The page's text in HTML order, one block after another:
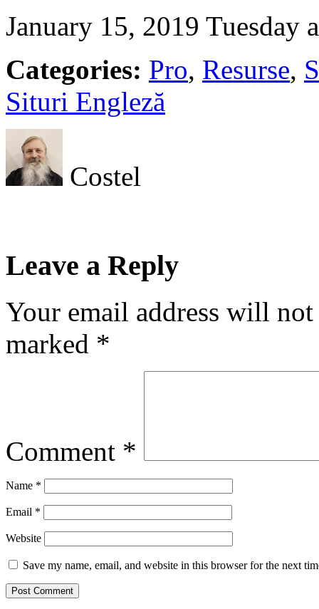
January 15, 2019 Tuesday
Categories: Pro, Resurse,
Situri Engleză
Costel
Leave a Reply
Your email address will
marked *
Comment *
Name *
Email *
Website
Save my name, email, and website in this browser for the next